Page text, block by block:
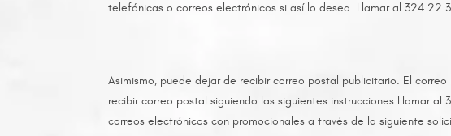
telefónicas o correos electrónicos si así lo desea. Llamar al 324 22
Asimismo, puede dejar de recibir correo postal publicitario. El
recibir correo postal siguiendo las siguientes instrucciones Llamar al
correos electrónicos con promocionales a través de la siguiente